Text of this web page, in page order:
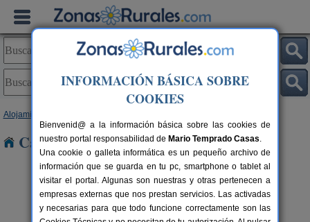
Alojamientos
Casas Rurales cerca de Ocaña
INFORMACIÓN BÁSICA SOBRE
COOKIES
Bienvenid@ a la información básica sobre las cookies de
nuestro portal responsabilidad de Mario Temprado Casas.
Una cookie o galleta informática es un pequeño archivo de
información que se guarda en tu pc, smartphone o tablet al
visitar el portal. Algunas son nuestras y otras pertenecen a
empresas externas que nos prestan servicios. Las activadas
y necesarias para que todo funcione correctamente son las